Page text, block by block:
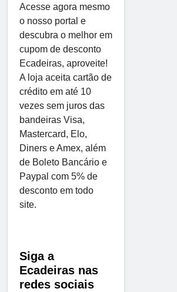
Acesse agora mesmo
o nosso portal e
descubra o melhor em
cupom de desconto
Ecadeiras, aproveite!
A loja aceita cartão de
crédito em até 10
vezes sem juros das
bandeiras Visa,
Mastercard, Elo,
Diners e Amex, além
de Boleto Bancário e
Paypal com 5% de
desconto em todo
site.
Siga a
Ecadeiras nas
redes sociais